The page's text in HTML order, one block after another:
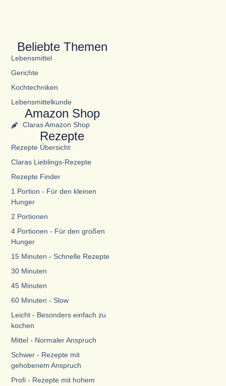
Beliebte Themen
Lebensmittel
Gerichte
Kochtechniken
Lebensmittelkunde
Amazon Shop
Claras Amazon Shop
Rezepte
Rezepte Übersicht
Claras Lieblings-Rezepte
Rezepte Finder
1 Portion - Für den kleinen
Hunger
2 Portionen
4 Portionen - Für den großen
Hunger
15 Minuten - Schnelle Rezepte
30 Minuten
45 Minuten
60 Minuten - Slow
Leicht - Besonders einfach zu
kochen
Mittel - Normaler Anspruch
Schwer - Rezepte mit
gehobenem Anspruch
Profi - Rezepte mit hohem